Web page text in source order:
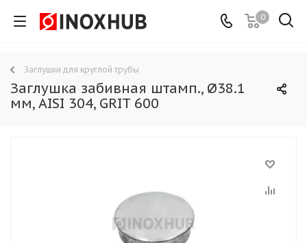
0
Заглушки для круглой трубы
Заглушка забивная штамп., Ø38.1
мм, AISI 304, GRIT 600